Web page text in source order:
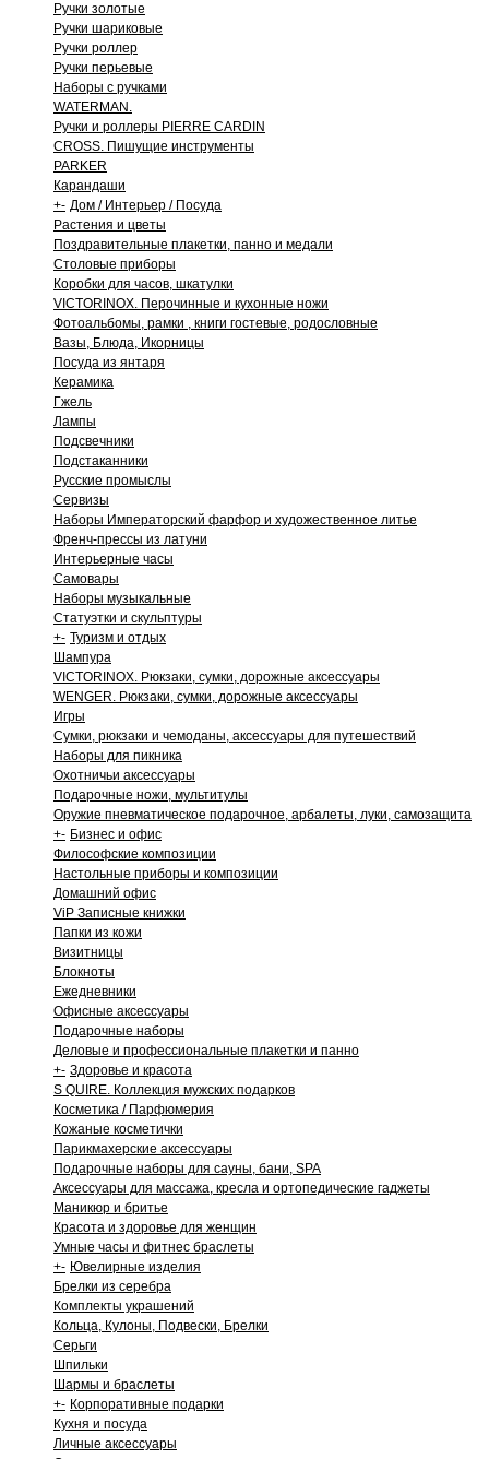
Ручки золотые
Ручки шариковые
Ручки роллер
Ручки перьевые
Наборы с ручками
WATERMAN.
Ручки и роллеры PIERRE CARDIN
CROSS. Пишущие инструменты
PARKER
Карандаши
+- Дом / Интерьер / Посуда
Растения и цветы
Поздравительные плакетки, панно и медали
Столовые приборы
Коробки для часов, шкатулки
VICTORINOX. Перочинные и кухонные ножи
Фотоальбомы, рамки , книги гостевые, родословные
Вазы, Блюда, Икорницы
Посуда из янтаря
Керамика
Гжель
Лампы
Подсвечники
Подстаканники
Русские промыслы
Сервизы
Наборы Императорский фарфор и художественное литье
Френч-прессы из латуни
Интерьерные часы
Самовары
Наборы музыкальные
Статуэтки и скульптуры
+- Туризм и отдых
Шампура
VICTORINOX. Рюкзаки, сумки, дорожные аксессуары
WENGER. Рюкзаки, сумки, дорожные аксессуары
Игры
Сумки, рюкзаки и чемоданы, аксессуары для путешествий
Наборы для пикника
Охотничьи аксессуары
Подарочные ножи, мультитулы
Оружие пневматическое подарочное, арбалеты, луки, самозащита
+- Бизнес и офис
Философские композиции
Настольные приборы и композиции
Домашний офис
ViP Записные книжки
Папки из кожи
Визитницы
Блокноты
Ежедневники
Офисные аксессуары
Подарочные наборы
Деловые и профессиональные плакетки и панно
+- Здоровье и красота
S QUIRE. Коллекция мужских подарков
Косметика / Парфюмерия
Кожаные косметички
Парикмахерские аксессуары
Подарочные наборы для сауны, бани, SPA
Аксессуары для массажа, кресла и ортопедические гаджеты
Маникюр и бритье
Красота и здоровье для женщин
Умные часы и фитнес браслеты
+- Ювелирные изделия
Брелки из серебра
Комплекты украшений
Кольца, Кулоны, Подвески, Брелки
Серьги
Шпильки
Шармы и браслеты
+- Корпоративные подарки
Кухня и посуда
Личные аксессуары